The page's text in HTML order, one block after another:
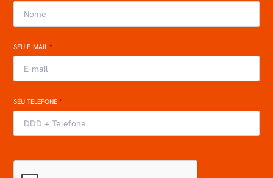
SEU E-MAIL*
SEU TELEFONE*